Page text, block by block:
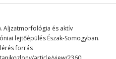
Aljzatmorfológia és aktív
lejtőépülés Észak-Somogyban.
forrás